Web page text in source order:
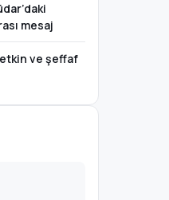
mesaj
etkin ve şeffaf